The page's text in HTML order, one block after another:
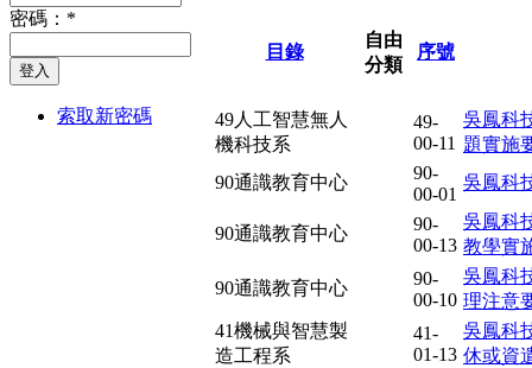
密碼： *
索取新密碼
目錄
自由
分類
序號
49人工智慧無人
機科技系
49-
00-11
吳鳳科
題實施
90通識教育中心
90-
00-01
吳鳳科
90通識教育中心
90-
00-13
吳鳳科
教學實
90通識教育中心
90-
00-10
吳鳳科
理注意
41機械與智慧製
造工程系
41-
01-13
吳鳳科
休或資